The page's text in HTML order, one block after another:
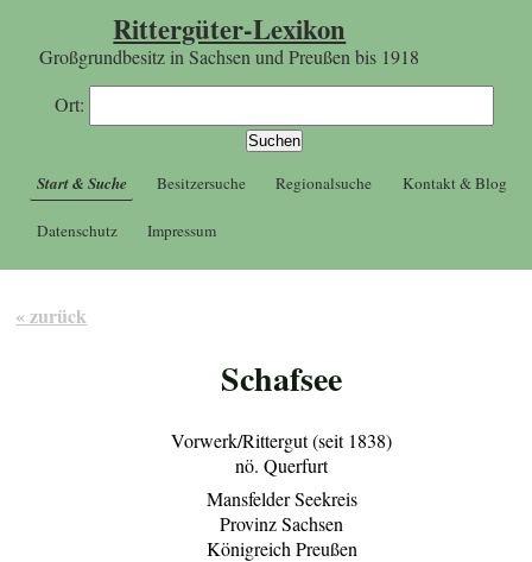
Rittergüter-Lexikon
Großgrundbesitz in Sachsen und Preußen bis 1918
Ort:
Start & Suche Besitzersuche Regionalsuche Kontakt & Blog
Datenschutz Impressum
« zurück
Schafsee
Vorwerk/Rittergut (seit 1838)
nö. Querfurt
Mansfelder Seekreis
Provinz Sachsen
Königreich Preußen